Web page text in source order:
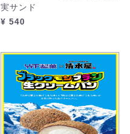
実サンド
¥ 540